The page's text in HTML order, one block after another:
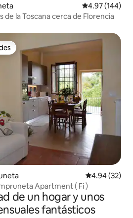
Calificación
4.97 (144)
de la Toscana cerca de Florencia
Calificación
4.94 (32)
Apartment ( Fi )
de un hogar y unos
fantásticos